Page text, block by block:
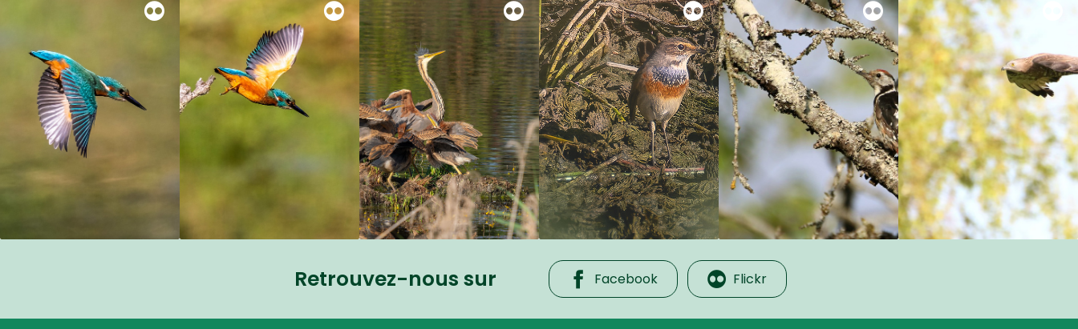
Retrouvez-nous sur Facebook Flickr